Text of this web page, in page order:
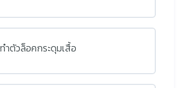
ำตัวล็อคกระดุมเสื้อ